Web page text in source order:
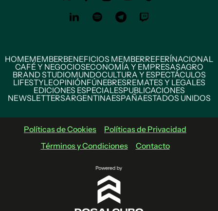
HOMEMEMBERBENEFICIOS MEMBERREFERÍNACIONAL
CAFÉ Y NEGOCIOSECONOMÍA Y EMPRESASAGRO
BRAND STUDIOMUNDOCULTURA Y ESPECTÁCULOS
LIFESTYLEOPINIÓNFÚNEBRESREMATES Y LEGALES
EDICIONES ESPECIALESPUBLICACIONES
NEWSLETTERSARGENTINAESPAÑAESTADOS UNIDOS
Políticas de Cookies
Políticas de Privacidad
Términos y Condiciones
Contacto